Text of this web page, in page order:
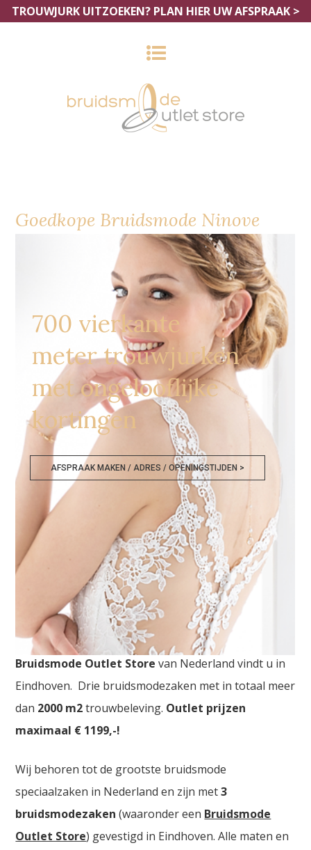
TROUWJURK UITZOEKEN? PLAN HIER UW AFSPRAAK >
Goedkope Bruidsmode Ninove
700 vierkante
meter trouwjurken
met ongelooflijke
kortingen
AFSPRAAK MAKEN / ADRES / OPENINGSTIJDEN >
Goedkope Bruidsmode Ninove
Goedkope Bruidsmode Ninove. Degrootste
Bruidsmode Outlet Store van Nederland vindt u in
Eindhoven. Drie bruidsmodezaken met in totaal meer
dan 2000 m2trouwbeleving. Outlet prijzen
maximaal € 1199,-!
Wij behoren tot de grootste bruidsmode
speciaalzaken in Nederland en zijn met3
bruidsmodezaken (waaronder een Bruidsmode
Outlet Store) gevestigd in Eindhoven. Alle maten en